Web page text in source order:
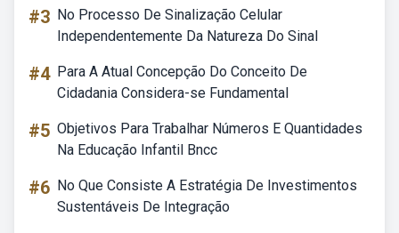
#3 No Processo De Sinalização Celular
Independentemente Da Natureza Do Sinal
#4 Para A Atual Concepção Do Conceito De
Cidadania Considera-se Fundamental
#5 Objetivos Para Trabalhar Números E Quantidades
Na Educação Infantil Bncc
#6 No Que Consiste A Estratégia De Investimentos
Sustentáveis De Integração